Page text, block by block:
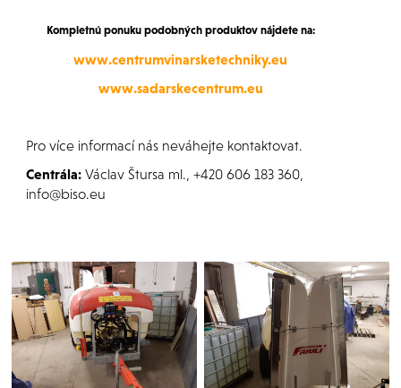
Kompletnú ponuku podobných produktov nájdete na:
www.centrumvinarsketechniky.eu
www.sadarskecentrum.eu
Pro více informací nás neváhejte kontaktovat.
Centrála:Václav Štursa ml., +420 606 183 360,
info@biso.eu